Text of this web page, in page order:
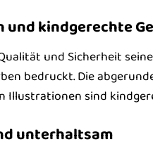
kindgerechte
und Sicherheit
bedruckt. Die
Illustrationen sind
unterhaltsam